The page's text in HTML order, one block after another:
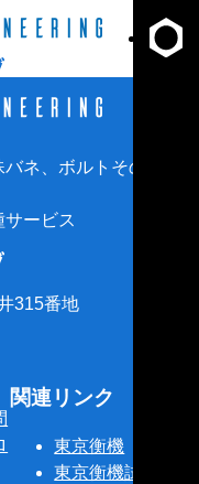
ネ、ボルトその他の締
ービス
315番地
関連リンク
東京衡機
東京衡機試験機